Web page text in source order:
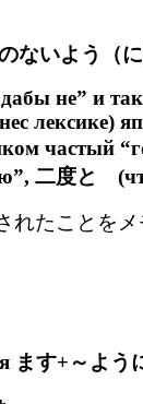
ないよう（に
не” и
лексике)
частый
二度と
れたことをメ
ます+～よう